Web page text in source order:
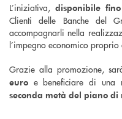
L’iniziativa, disponibile
Clienti delle Banche del
accompagnarli nella
l’impegno economico
Grazie alla promozione,
euro e beneficiare di una
seconda metà del piano di